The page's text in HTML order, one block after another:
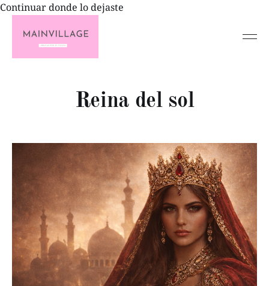
Continuar donde lo dejaste
Reina del sol